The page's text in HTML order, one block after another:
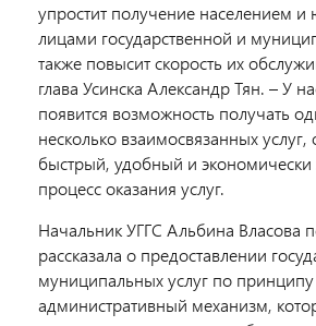
упростит получение населением
лицами государственной и
также повысит скорость их
глава Усинска Александр Тян. – У
появится возможность получать
несколько взаимосвязанных услуг,
быстрый, удобный и
процесс оказания услуг.
Начальник УГГС Альбина Власова
рассказала о предоставлении
муниципальных услуг по
административный механизм,